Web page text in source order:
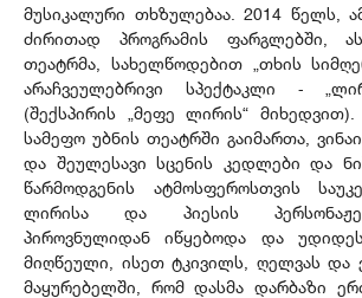
მუსიკალური თხზულებაა. 2014 წელს,
ძირითად პროგრამის ფარგლებში,
თეატრმა, სახელწოდებით „თხის
არაჩვეულებრივი სპექტაკლი -
(შექსპირის „მეფე ლირის“
სამეფო უბნის თეატრში გაიმართა,
და შეულესავი სცენის კედლები და
წარმოდგენის ატმოსფეროსთვის
ლირისა და პიესის
პიროვნულიდან იწყებოდა და უდიდეს
მიღწეული, ისეთ ტკივილს, ღელვას და
მაყურებელში, რომ დასმა დარბაზი